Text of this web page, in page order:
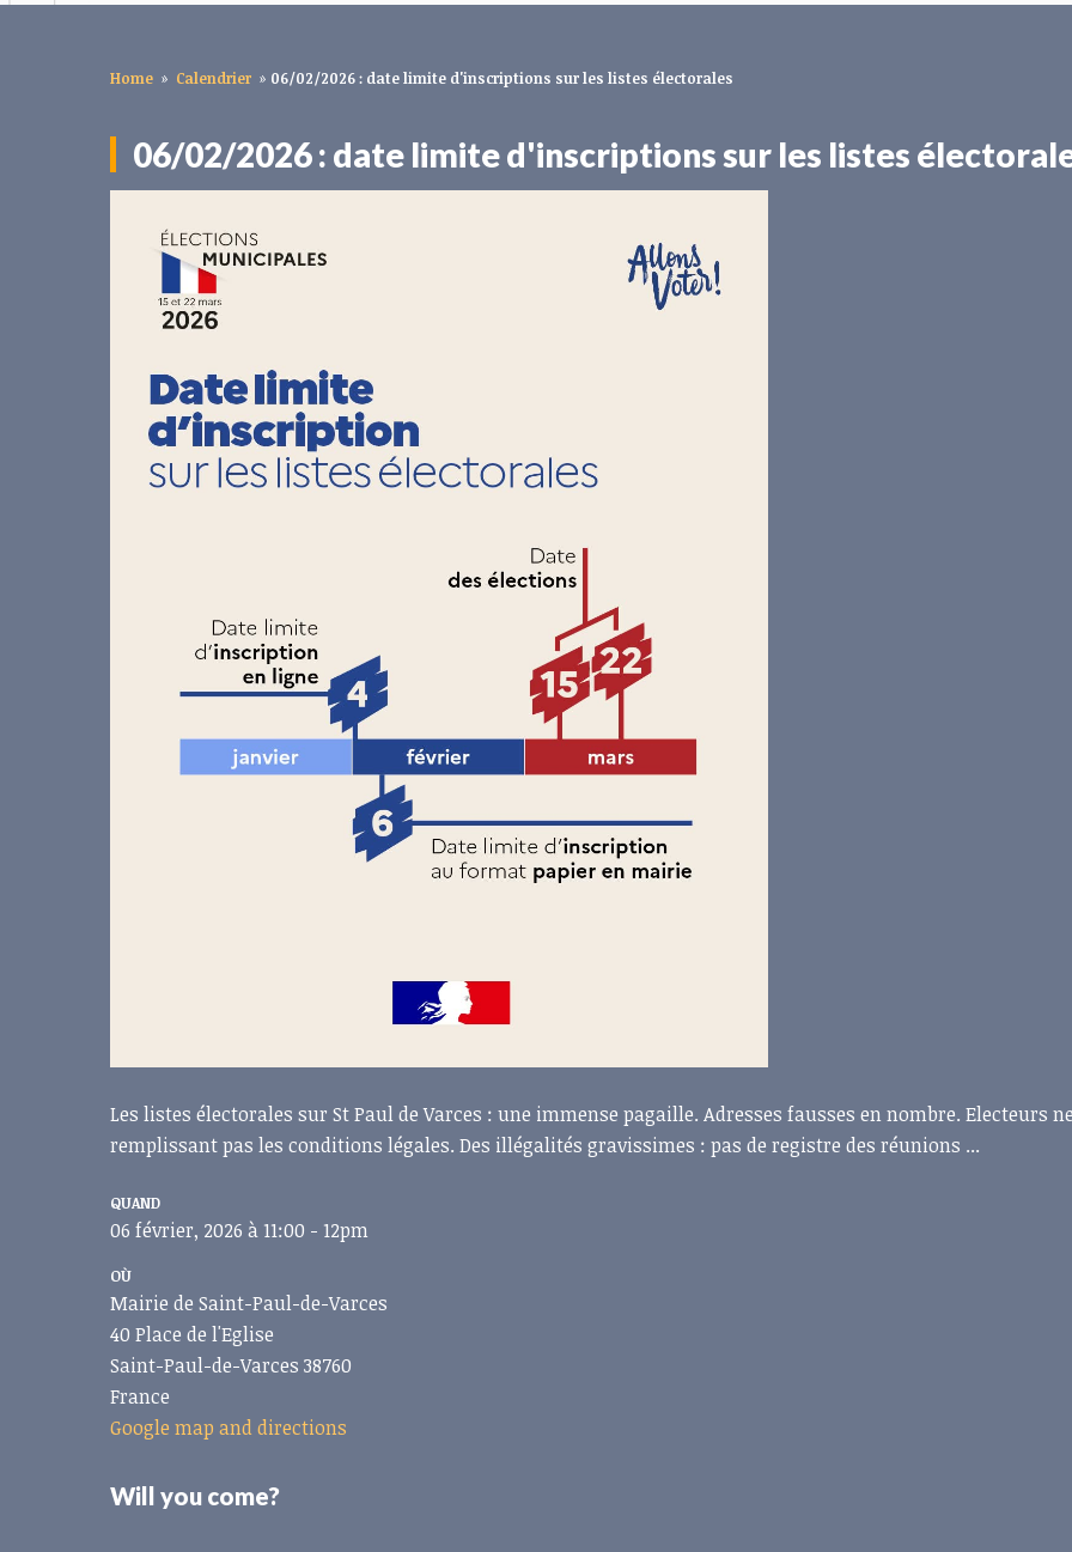
Home » Calendrier » 06/02/2026 : date limite d'inscriptions sur les listes électorales
06/02/2026 : date limite d'inscriptions sur les listes
Les listes électorales sur St Paul de Varces : une immense pagaille. Adresses fausses en nombre. Electeurs
remplissant pas les conditions légales. Des illégalités gravissimes : pas de registre des réunions ...
QUAND
06 février, 2026 à 11:00 - 12pm
OÙ
Mairie de Saint-Paul-de-Varces
40 Place de l'Eglise
Saint-Paul-de-Varces 38760
France
Google map and directions
Will you come?